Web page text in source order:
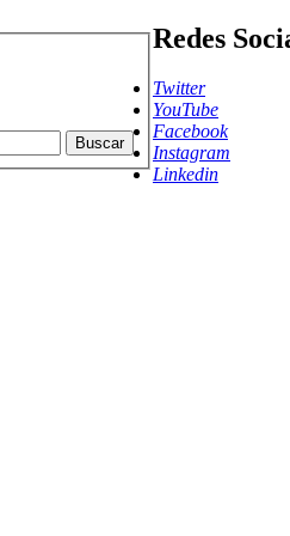
Buscar
Redes
Twitter
YouTube
Facebook
Instagram
Linkedin